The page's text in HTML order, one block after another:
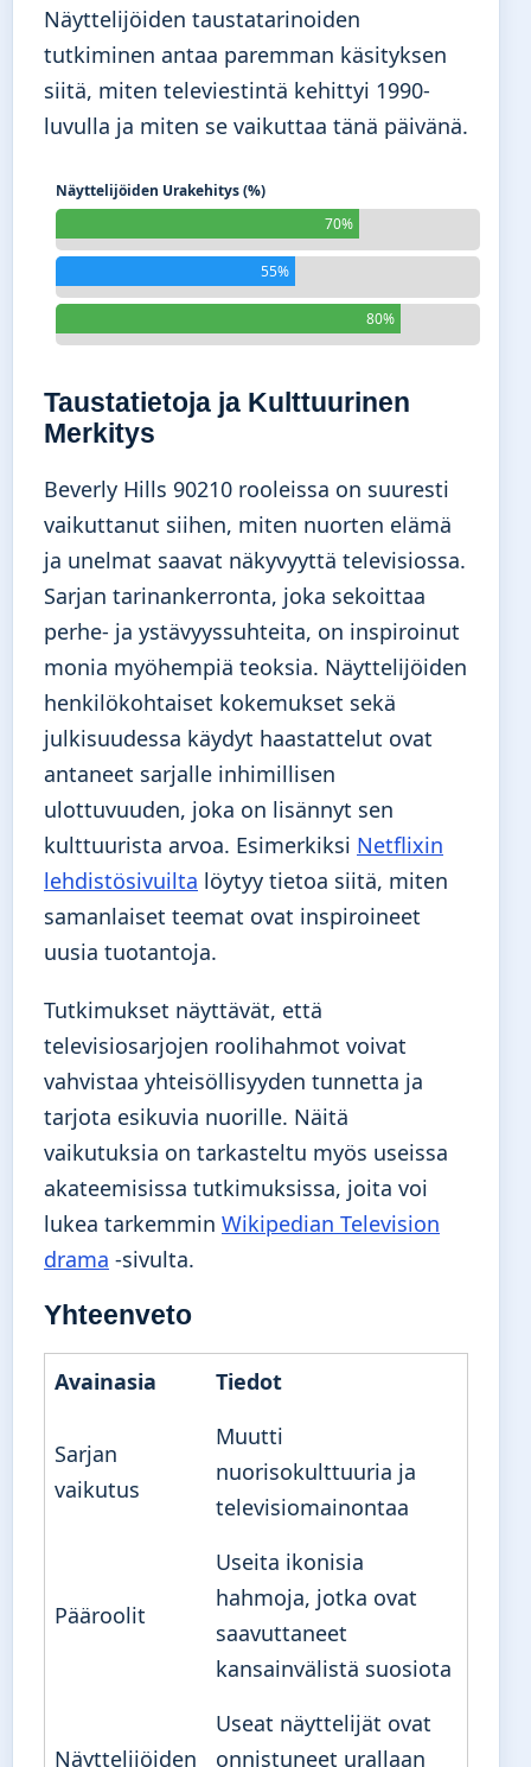
Näyttelijöiden taustatarinoiden
tutkiminen antaa paremman käsityksen
siitä, miten televiestintä kehittyi 1990-
luvulla ja miten se vaikuttaa tänä päivänä.
Näyttelijöiden Urakehitys (%)
70%
55%
80%
Taustatietoja ja Kulttuurinen
Merkitys
Beverly Hills 90210 rooleissa on suuresti
vaikuttanut siihen, miten nuorten elämä
ja unelmat saavat näkyvyyttä televisiossa.
Sarjan tarinankerronta, joka sekoittaa
perhe- ja ystävyyssuhteita, on inspiroinut
monia myöhempiä teoksia. Näyttelijöiden
henkilökohtaiset kokemukset sekä
julkisuudessa käydyt haastattelut ovat
antaneet sarjalle inhimillisen
ulottuvuuden, joka on lisännyt sen
kulttuurista arvoa. Esimerkiksi Netflixin
lehdistösivuilta löytyy tietoa siitä, miten
samanlaiset teemat ovat inspiroineet
uusia tuotantoja.
Tutkimukset näyttävät, että
televisiosarjojen roolihahmot voivat
vahvistaa yhteisöllisyyden tunnetta ja
tarjota esikuvia nuorille. Näitä
vaikutuksia on tarkasteltu myös useissa
akateemisissa tutkimuksissa, joita voi
lukea tarkemmin Wikipedian Television
drama -sivulta.
Yhteenveto
Avainasia Tiedot
Sarjan
vaikutus
Muutti
nuorisokulttuuria ja
televisiomainontaa
Pääroolit
Useita ikonisia
hahmoja, jotka ovat
saavuttaneet
kansainvälistä suosiota
Näyttelijöiden
Useat näyttelijät ovat
onnistuneet urallaan